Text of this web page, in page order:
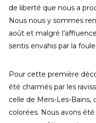
de liberté que nous a
Nous nous y sommes
août et malgré
sentis envahis par la foule.
Pour cette première
été charmés par les
celle de Mers-Les-Bains,
colorées. Nous avons